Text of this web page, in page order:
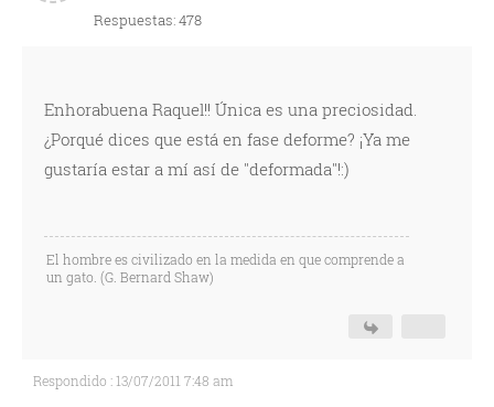
Respuestas: 478
Enhorabuena Raquel!! Única es una preciosidad.
¿Porqué dices que está en fase deforme? ¡Ya me
gustaría estar a mí así de "deformada"!:)
El hombre es civilizado en la medida en que comprende a
un gato. (G. Bernard Shaw)
Respondido : 13/07/2011 7:48 am